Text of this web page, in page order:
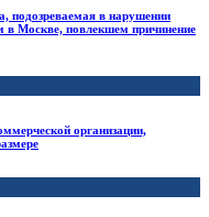
подозреваемая в нарушении
в Москве, повлекшем причинение
организации,